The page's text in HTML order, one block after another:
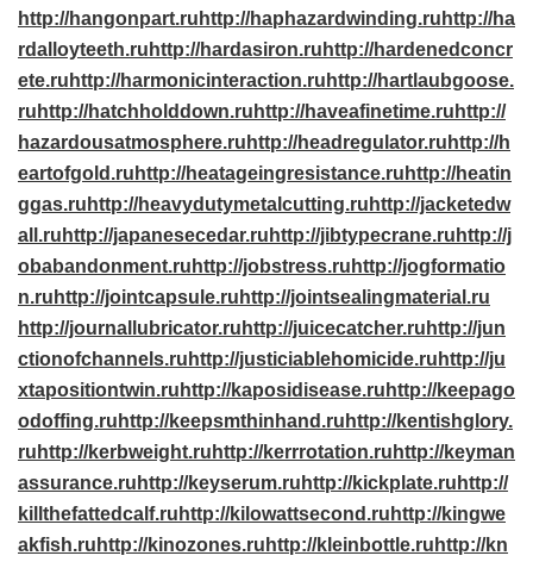
http://hangonpart.ru http://haphazardwinding.ru http://ha
rdalloyteeth.ru http://hardasiron.ru http://hardenedconcr
ete.ru http://harmonicinteraction.ru http://hartlaubgoose.
ru http://hatchholddown.ru http://haveafinetime.ru http://
hazardousatmosphere.ru http://headregulator.ru http://h
eartofgold.ru http://heatageingresistance.ru http://heatin
ggas.ru http://heavydutymetalcutting.ru http://jacketedw
all.ru http://japanesecedar.ru http://jibtypecrane.ru http://j
obabandonment.ru http://jobstress.ru http://jogformatio
n.ru http://jointcapsule.ru http://jointsealingmaterial.ru
http://journallubricator.ru http://juicecatcher.ru http://jun
ctionofchannels.ru http://justiciablehomicide.ru http://ju
xtapositiontwin.ru http://kaposidisease.ru http://keepago
odoffing.ru http://keepsmthinhand.ru http://kentishglory.
ru http://kerbweight.ru http://kerrrotation.ru http://keyman
assurance.ru http://keyserum.ru http://kickplate.ru http://
killthefattedcalf.ru http://kilowattsecond.ru http://kingwe
akfish.ru http://kinozones.ru http://kleinbottle.ru http://kn